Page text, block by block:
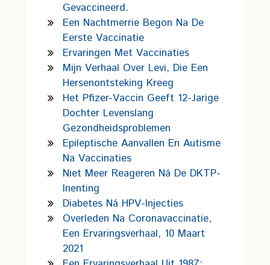
Gevaccineerd.
Een Nachtmerrie Begon Na De
Eerste Vaccinatie
Ervaringen Met Vaccinaties
Mijn Verhaal Over Levi, Die Een
Hersenontsteking Kreeg
Het Pfizer-Vaccin Geeft 12-Jarige
Dochter Levenslang
Gezondheidsproblemen
Epileptische Aanvallen En Autisme
Na Vaccinaties
Niet Meer Reageren Ná De DKTP-
Inenting
Diabetes Ná HPV-Injecties
Overleden Na Coronavaccinatie,
Een Ervaringsverhaal, 10 Maart
2021